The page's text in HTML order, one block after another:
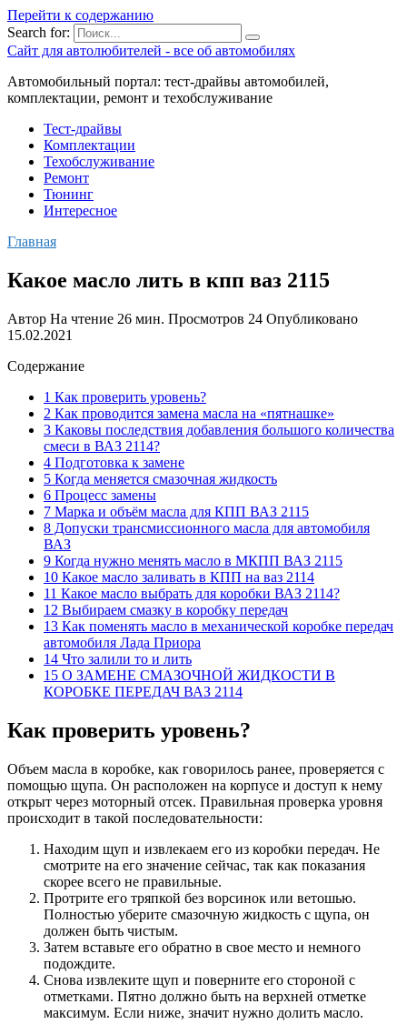
Перейти к содержанию
Search for:
Сайт для автолюбителей - все об автомобилях
Автомобильный портал: тест-драйвы автомобилей,
комплектации, ремонт и техобслуживание
Тест-драйвы
Комплектации
Техобслуживание
Ремонт
Тюнинг
Интересное
Главная
Какое масло лить в кпп ваз 2115
Автор На чтение 26 мин. Просмотров 24 Опубликовано
15.02.2021
Содержание
1 Как проверить уровень?
2 Как проводится замена масла на «пятнашке»
3 Каковы последствия добавления большого количества
смеси в ВАЗ 2114?
4 Подготовка к замене
5 Когда меняется смазочная жидкость
6 Процесс замены
7 Марка и объём масла для КПП ВАЗ 2115
8 Допуски трансмиссионного масла для автомобиля
ВАЗ
9 Когда нужно менять масло в МКПП ВАЗ 2115
10 Какое масло заливать в КПП на ваз 2114
11 Какое масло выбрать для коробки ВАЗ 2114?
12 Выбираем смазку в коробку передач
13 Как поменять масло в механической коробке передач
автомобиля Лада Приора
14 Что залили то и лить
15 О ЗАМЕНЕ СМАЗОЧНОЙ ЖИДКОСТИ В
КОРОБКЕ ПЕРЕДАЧ ВАЗ 2114
Как проверить уровень?
Объем масла в коробке, как говорилось ранее, проверяется с
помощью щупа. Он расположен на корпусе и доступ к нему
открыт через моторный отсек. Правильная проверка уровня
происходит в такой последовательности:
Находим щуп и извлекаем его из коробки передач. Не
смотрите на его значение сейчас, так как показания
скорее всего не правильные.
Протрите его тряпкой без ворсинок или ветошью.
Полностью уберите смазочную жидкость с щупа, он
должен быть чистым.
Затем вставьте его обратно в свое место и немного
подождите.
Снова извлеките щуп и поверните его стороной с
отметками. Пятно должно быть на верхней отметке
максимум. Если ниже, значит нужно долить масло.